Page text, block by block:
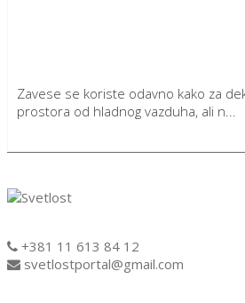
Zavese se koriste odavno kako za
prostora od hladnog vazduha, ali n...
+381 11 613 84 12
svetlostportal@gmail.com